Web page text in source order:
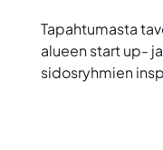
Tapahtumasta
alueen start up-
sidosryhmien